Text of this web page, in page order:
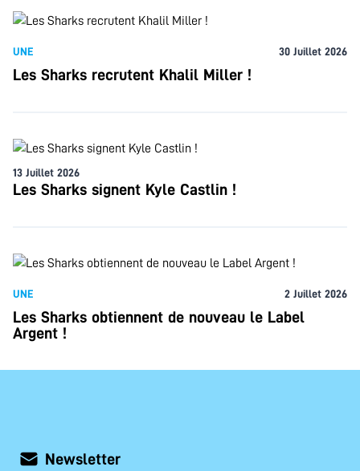
UNE 30 Juillet 2026
Les Sharks recrutent Khalil Miller !
13 Juillet 2026
Les Sharks signent Kyle Castlin !
UNE 2 Juillet 2026
Les Sharks obtiennent de nouveau le Label
Argent !
Newsletter